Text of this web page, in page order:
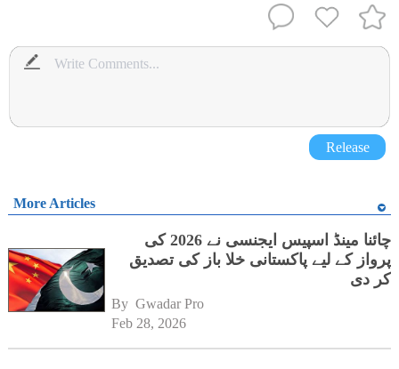
Release
More Articles
چائنا مینڈ اسپیس ایجنسی نے 2026 کی
پرواز کے لیے پاکستانی خلا باز کی تصدیق
کر دی
By Gwadar Pro
Feb 28, 2026